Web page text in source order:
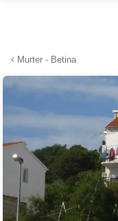
Murter - Betina